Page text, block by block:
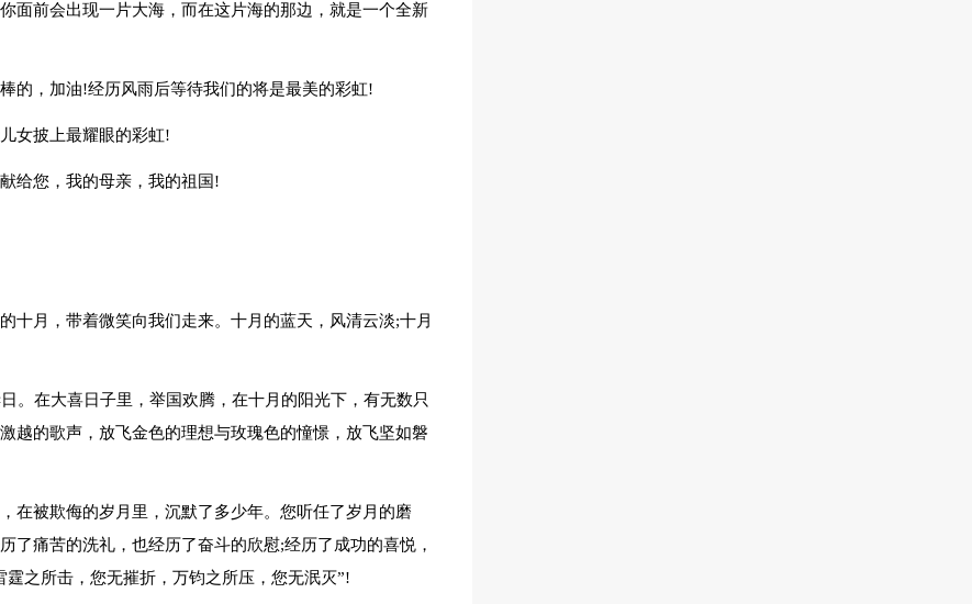
面前会出现一片大海，而在这片海的那边，就是一个全新
的，加油!经历风雨后等待我们的将是最美的彩虹!
女披上最耀眼的彩虹!
给您，我的母亲，我的祖国!
十月，带着微笑向我们走来。十月的蓝天，风清云淡;十月
。在大喜日子里，举国欢腾，在十月的阳光下，有无数只
越的歌声，放飞金色的理想与玫瑰色的憧憬，放飞坚如磐
在被欺侮的岁月里，沉默了多少年。您听任了岁月的磨
了痛苦的洗礼，也经历了奋斗的欣慰;经历了成功的喜悦，
之所击，您无摧折，万钧之所压，您无泯灭”!